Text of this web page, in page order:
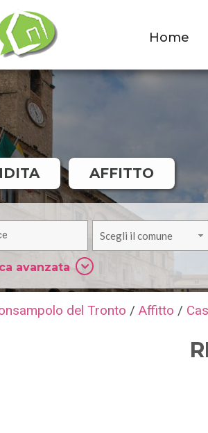
Home
AFFITTO
Scegli il comune
avanzata
del Tronto /Affitto /